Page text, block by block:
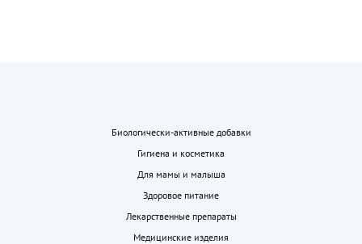
Биологически-активные добавки
Гигиена и косметика
Для мамы и малыша
Здоровое питание
Лекарственные препараты
Медицинские изделия